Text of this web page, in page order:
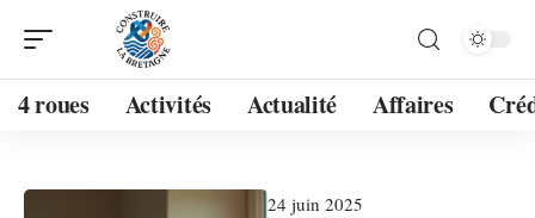
4 roues Activités Actualité Affaires
24 juin 2025